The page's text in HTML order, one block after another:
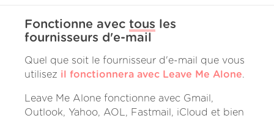
Fonctionne avec tous
les
fournisseurs d'e-mail
Quel que soit le fournisseur d'e-mail que vous
utilisez il fonctionnera avec Leave Me Alone.
Leave Me Alone fonctionne avec Gmail,
Outlook, Yahoo, AOL, Fastmail, iCloud et bien